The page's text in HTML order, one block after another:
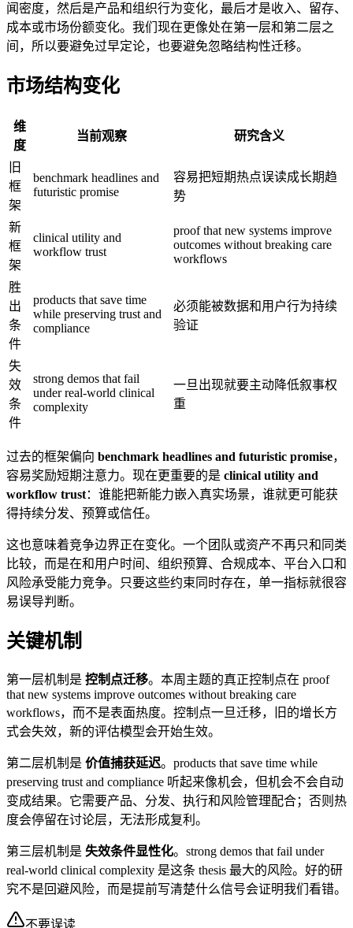
闻密度，然后是产品和组织行为变化，最后才是收入、留存、
成本或市场份额变化。我们现在更像处在第一层和第二层之
间，所以要避免过早定论，也要避免忽略结构性迁移。
市场结构变化
维
度
当前观察 研究含义
旧
框
架
benchmark headlines and
futuristic promise
容易把短期热点误读成长期趋
势
新
框
架
clinical utility and
workflow trust
proof that new systems improve
outcomes without breaking care
workflows
胜
出
条
件
products that save time
while preserving trust and
compliance
必须能被数据和用户行为持续
验证
失
效
条
件
strong demos that fail
under real-world clinical
complexity
一旦出现就要主动降低叙事权
重
过去的框架偏向 benchmark headlines and futuristic promise，
容易奖励短期注意力。现在更重要的是 clinical utility and
workflow trust：谁能把新能力嵌入真实场景，谁就更可能获
得持续分发、预算或信任。
这也意味着竞争边界正在变化。一个团队或资产不再只和同类
比较，而是在和用户时间、组织预算、合规成本、平台入口和
风险承受能力竞争。只要这些约束同时存在，单一指标就很容
易误导判断。
关键机制
第一层机制是 控制点迁移。本周主题的真正控制点在 proof
that new systems improve outcomes without breaking care
workflows，而不是表面热度。控制点一旦迁移，旧的增长方
式会失效，新的评估模型会开始生效。
第二层机制是 价值捕获延迟。products that save time while
preserving trust and compliance 听起来像机会，但机会不会自动
变成结果。它需要产品、分发、执行和风险管理配合；否则热
度会停留在讨论层，无法形成复利。
第三层机制是 失效条件显性化。strong demos that fail under
real-world clinical complexity 是这条 thesis 最大的风险。好的研
究不是回避风险，而是提前写清楚什么信号会证明我们看错。
不要误读